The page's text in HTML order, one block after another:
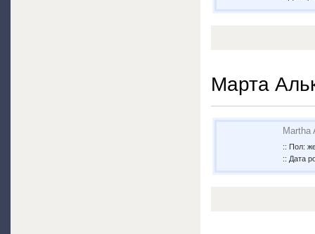
Марта
Martha
:: Пол:
:: Дата